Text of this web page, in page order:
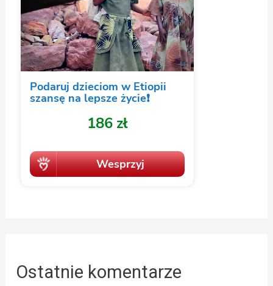
Ostatnie komentarze